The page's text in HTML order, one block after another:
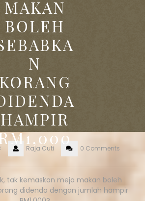
MAKAN
BOLEH
N
KORANG
HAMPIR
Raja.Cuti 0 Comments
tak kemaskan meja makan boleh
didenda dengan jumlah hampir